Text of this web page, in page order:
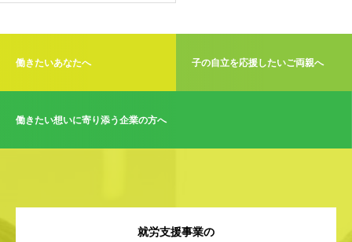
働きたいあなたへ 子の自立を応援したいご両親へ
働きたい想いに寄り添う企業の方へ
就労支援事業の